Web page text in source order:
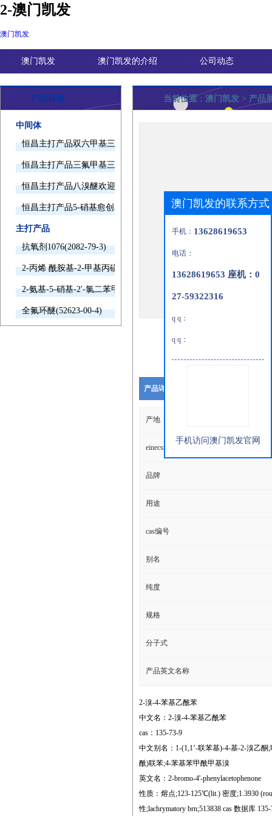
2-澳门凯发
澳门凯发
澳门凯发 澳门凯发的介绍 公司动态
产品目录
中间体
恒昌主打产品双六甲基三胺欢迎询价
恒昌主打产品三氟甲基三甲基硅烷欢迎询价
恒昌主打产品八溴醚欢迎询价
恒昌主打产品5-硝基愈创木酚钠欢迎询价
主打产品
抗氧剂1076(2082-79-3)
2-丙烯 酰胺基-2-甲基丙磺酸(15214-89-8)
2-氨基-5-硝基-2'-氯二苯甲酮(2011-66-7)
全氟环醚(52623-00-4)
当前位置 : 澳门凯发 > 产品
产品详细说明
产地
einecs编号
品牌
用途
cas编号
别名
纯度
规格
分子式
产品英文名称
2-溴-4-苯基乙酰苯
中文名：2-溴-4-苯基乙酰苯
cas：135-73-9
中文别名：1-(1,1’-联苯基)-4-基-2-溴乙
酰)联苯;4-苯基苯甲酰甲基溴
英文名：2-bromo-4'-phenylacetophenone
性质：熔点;123-125℃(lit.) 密度;1.3930
性;lachrymatory brn;513838 cas 数据库 135-
澳门凯发的联系方式
手机： 13628619653
电话：
13628619653 座机：0
27-59322316
q q：
q q：
手机访问澳门凯发官网